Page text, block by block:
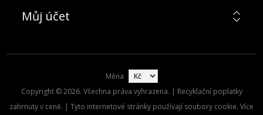
Můj účet
Měna
Copyright © 2026. Všechna práva vyhrazena. | Recyklační poplatky
zahrnuty v ceně. | Tyto internetové stránky používají soubory cookie. Více